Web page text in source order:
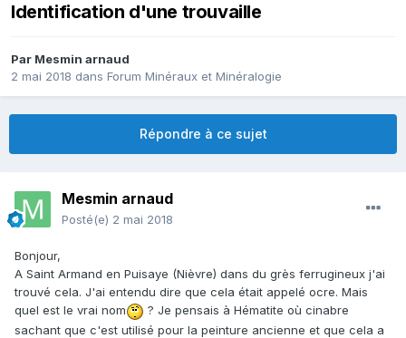
Identification d'une trouvaille
Par Mesmin arnaud
2 mai 2018 dans Forum Minéraux et Minéralogie
Répondre à ce sujet
Mesmin arnaud
Posté(e) 2 mai 2018
Bonjour,
A Saint Armand en Puisaye (Nièvre) dans du grès ferrugineux j'ai
trouvé cela. J'ai entendu dire que cela était appelé ocre. Mais
quel est le vrai nom
? Je pensais à Hématite où cinabre
sachant que c'est utilisé pour la peinture ancienne et que cela a